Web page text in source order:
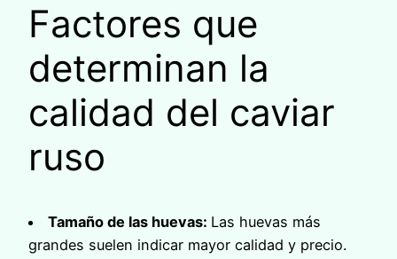
Factores que
determinan la
calidad del caviar
ruso
Tamaño de las huevas: Las huevas más
grandes suelen indicar mayor calidad y precio.